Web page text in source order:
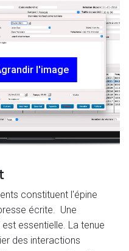
constituent l'épine
écrite. Une
essentielle. La tenue
des interactions
l'image